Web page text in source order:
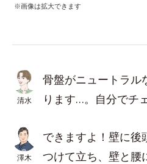
※画像は拡大できます
清水
骨盤がニュートラル
ります…。自分でチ
澤木
できますよ！壁に後
つけて立ち、壁と腰